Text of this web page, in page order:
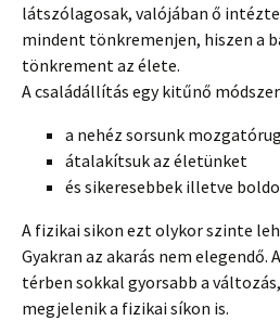
látszólagosak, valójában ő
mindent tönkremenjen, hiszen a
tönkrement az élete.
A családállítás egy kitűnő
a nehéz sorsunk
átalakítsuk az életünket
és sikeresebbek illetve
A fizikai sikon ezt olykor szinte
Gyakran az akarás nem elegendő.
térben sokkal gyorsabb a
megjelenik a fizikai síkon is.